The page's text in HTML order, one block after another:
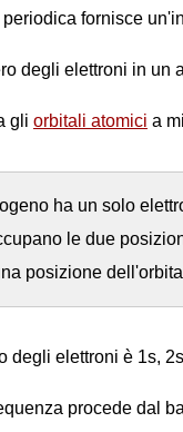
fornisce
degli elettroni in un
gli orbitali atomici a
ha un solo
le due
posizione
degli elettroni è 1s,
procede dal